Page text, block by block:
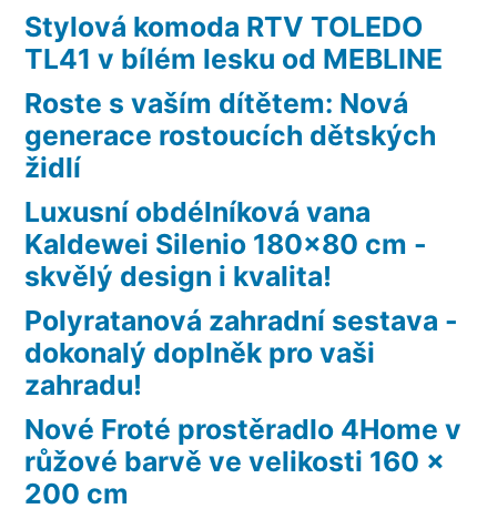
Stylová komoda RTV TOLEDO
TL41 v bílém lesku od MEBLINE
Roste s vaším dítětem: Nová
generace rostoucích dětských
židlí
Luxusní obdélníková vana
Kaldewei Silenio 180×80 cm -
skvělý design i kvalita!
Polyratanová zahradní sestava -
dokonalý doplněk pro vaši
zahradu!
Nové Froté prostěradlo 4Home v
růžové barvě ve velikosti 160 x
200 cm